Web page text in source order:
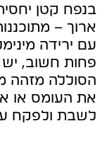
בנפח קטן
ארוך –
עם ירידה
פחות חשוב, יש
הסוללה מזהה
את העומס או
לשבת ולפקח